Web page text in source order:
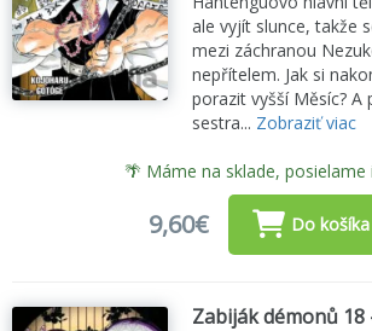
ale vyjít slunce, takže
mezi záchranou
nepřítelem. Jak si
porazit vyšší Měsíc?
sestra... Zobraziť viac
🌴 Máme na sklade, posielame
9,60€ Do košíka
Zabiják démonů